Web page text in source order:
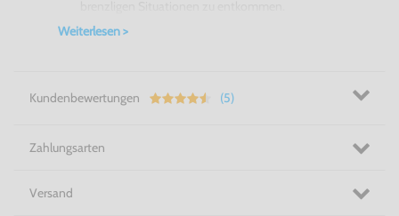
Stätten Indiens, unterirdische Gewölbe Londons und die
und auf eine Insel im Südpazifik. Neue Waffen, Fahrzeuge
und Moves helfen Lara sich in
, gegen
Action + Spannung pur! Tomb Raider 3 für die PS1!
Weiterlesen >
Kundenbewertungen (5)
Zahlungsarten
Versand